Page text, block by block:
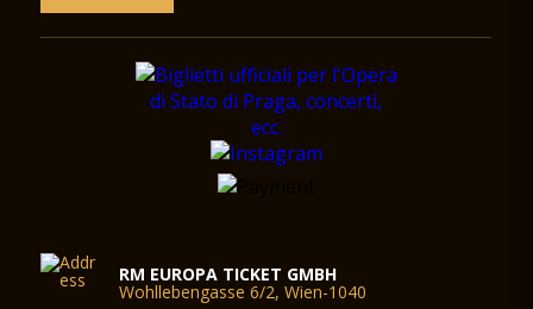
RM EUROPA TICKET GMBH
Wohllebengasse 6/2, Wien-1040